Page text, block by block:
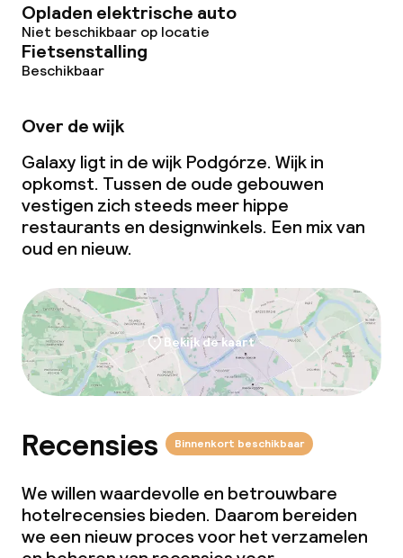
Eet- en drinkdiensten
Ontbijtbuffet
Roomservice
Dieetopties
Speciale dieetopties
Faciliteiten en diensten voor kinderen
Kinderzwembad
Kinderclub
Babysitservice
Schoonmaakvoorzieningen
Opladen elektrische auto
Niet beschikbaar op locatie
Fietsenstalling
Beschikbaar
Over de wijk
Galaxy ligt in de wijk Podgórze. Wijk in
opkomst. Tussen de oude gebouwen
vestigen zich steeds meer hippe
restaurants en designwinkels. Een mix van
oud en nieuw.
Bekijk de kaart
Recensies Binnenkort beschikbaar
We willen waardevolle en betrouwbare
hotelrecensies bieden. Daarom bereiden
we een nieuw proces voor het verzamelen